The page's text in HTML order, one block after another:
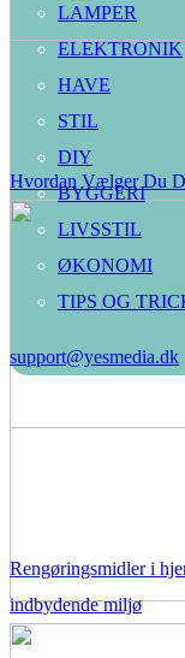
Hvordan Vælger Du
Rengøringsmidler i
indbydende miljø
LAMPER
ELEKTRONIK
HAVE
STIL
DIY
BYGGERI
LIVSSTIL
ØKONOMI
TIPS OG
support@yesmedia.dk